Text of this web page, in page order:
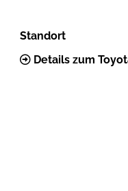
Standort
Details zum